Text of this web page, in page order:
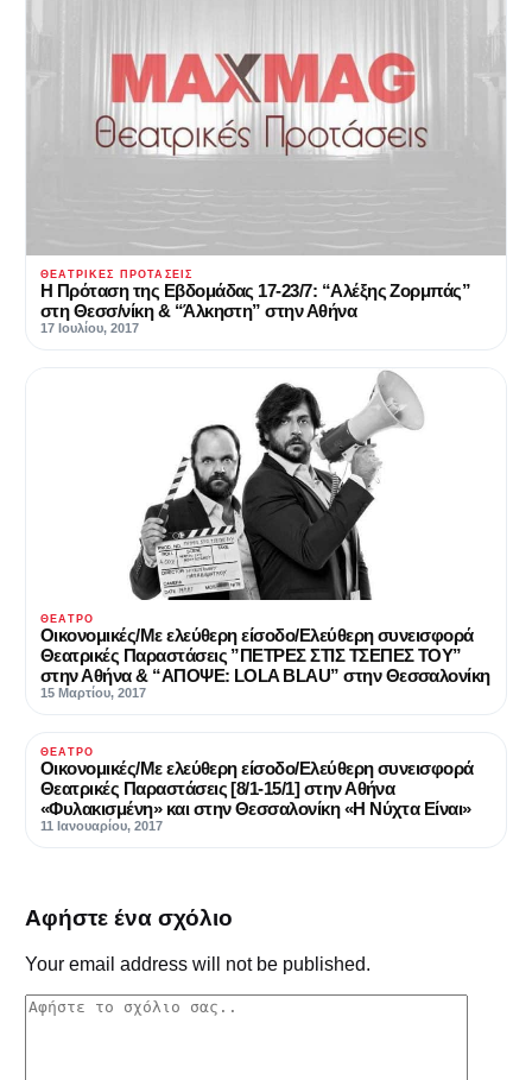
ΘΕΑΤΡΙΚΈΣ ΠΡΟΤΆΣΕΙΣ
Η Πρόταση της Εβδομάδας 17-23/7: “Αλέξης Ζορμπάς”
στη Θεσσ/νίκη & “Άλκηστη” στην Αθήνα
17 Ιουλίου, 2017
ΘΈΑΤΡΟ
Οικονομικές/Με ελεύθερη είσοδο/Ελεύθερη συνεισφορά
Θεατρικές Παραστάσεις ”ΠΕΤΡΕΣ ΣΤΙΣ ΤΣΕΠΕΣ ΤΟΥ”
στην Αθήνα & “AΠΟΨΕ: LOLA BLAU” στην Θεσσαλονίκη
15 Μαρτίου, 2017
ΘΈΑΤΡΟ
Οικονομικές/Με ελεύθερη είσοδο/Ελεύθερη συνεισφορά
Θεατρικές Παραστάσεις [8/1-15/1] στην Αθήνα
«Φυλακισμένη» και στην Θεσσαλονίκη «Η Νύχτα Είναι»
11 Ιανουαρίου, 2017
Αφήστε ένα σχόλιο
Your email address will not be published.